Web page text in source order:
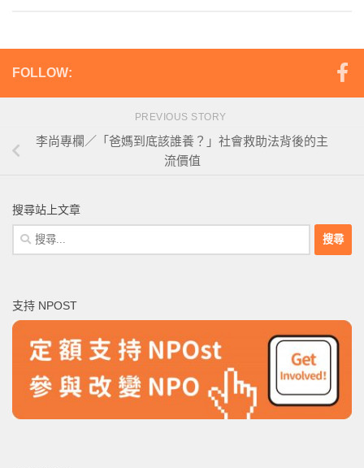
FOLLOW:
PREVIOUS STORY
李尚專欄／「爸媽到底該誰養？」社會救助法背後的主
流價值
搜尋站上文章
搜
尋
字:
支持 NPOST